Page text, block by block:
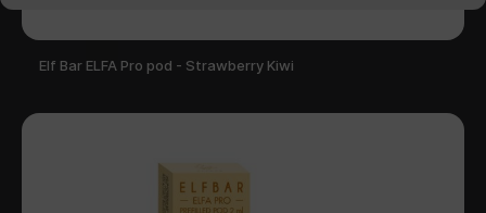
Elf Bar ELFA Pro pod - Strawberry Kiwi